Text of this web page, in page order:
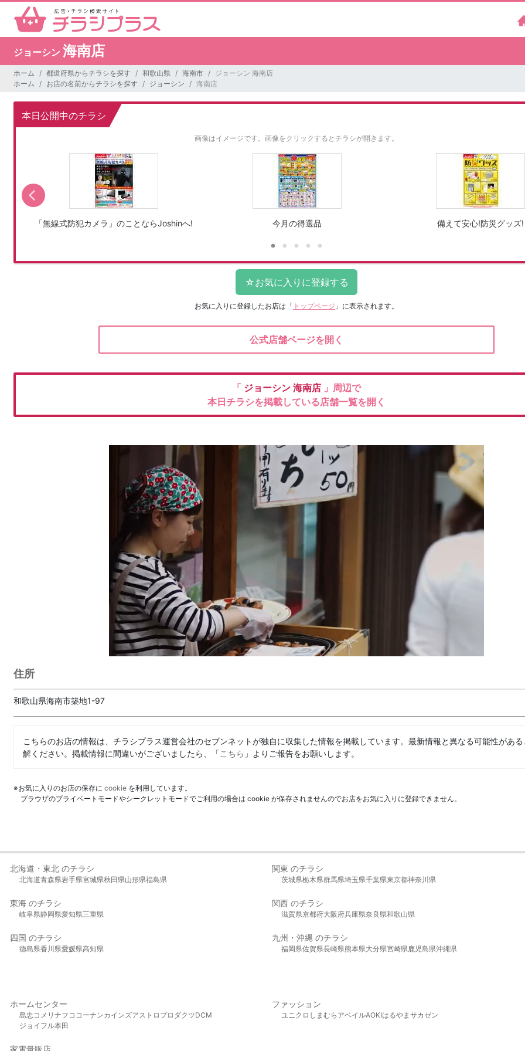
ジョーシン 海南店
ホーム 都道府県からチラシを探す 和歌山県 海南市
ジョーシン 海南店
ホーム
お店の名前からチラシを探す ジョーシン 海南店
本日公開中のチラシ
画像はイメージです。 画像をクリックするとチラシが開きます。
「無線式防犯カメラ」のことならJoshinへ! 今月の得選品 備えて安心!防災グッズ!
お気に入りに登録したお店は 「 トップページ 」に表示されます。
公式店舗ページを開く
「 ジョーシン 海南店 」周辺で
本日チラシを掲載している店舗一覧を開く
住所
和歌山県海南市築地1-97
こちらのお店の情報は、チラシプラス運営会社のセブンネットが独自に収集した情報を掲載しています。最新情報と異なる可能性があ
解ください。掲載情報に間違いがございましたら、「こちら 」よりご報告をお願いします。
※お気に入りのお店の保存に cookie を利用しています。
ブラウザのプライベートモードやシークレットモードでご利用の場合は cookie が保存されませんのでお店をお気に入りに登録できません。
北海道・東北 のチラシ
北海道青森県岩手県宮城県秋田県山形県福島県
関東 のチラシ
茨城県栃木県群馬県埼玉県千葉県東京都神奈川県
東海 のチラシ
岐阜県静岡県愛知県三重県
関西 のチラシ
滋賀県京都府大阪府兵庫県奈良県和歌山県
四国 のチラシ
徳島県香川県愛媛県高知県
九州・沖縄 のチラシ
福岡県佐賀県長崎県熊本県大分県宮崎県鹿児島県沖縄県
ホームセンター
島忠 コメリ ナフコ コーナンカインズアストロプロダクツDCM
ジョイフル本田
ファッション
ユニクロ しまむら アベイルAOKIはるやま サカゼン